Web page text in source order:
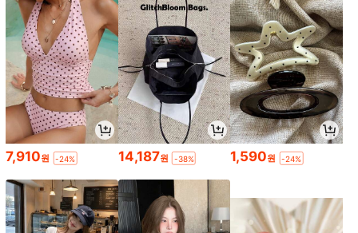
7,910원 -24% 14,187원 -38% 1,590원 -24%